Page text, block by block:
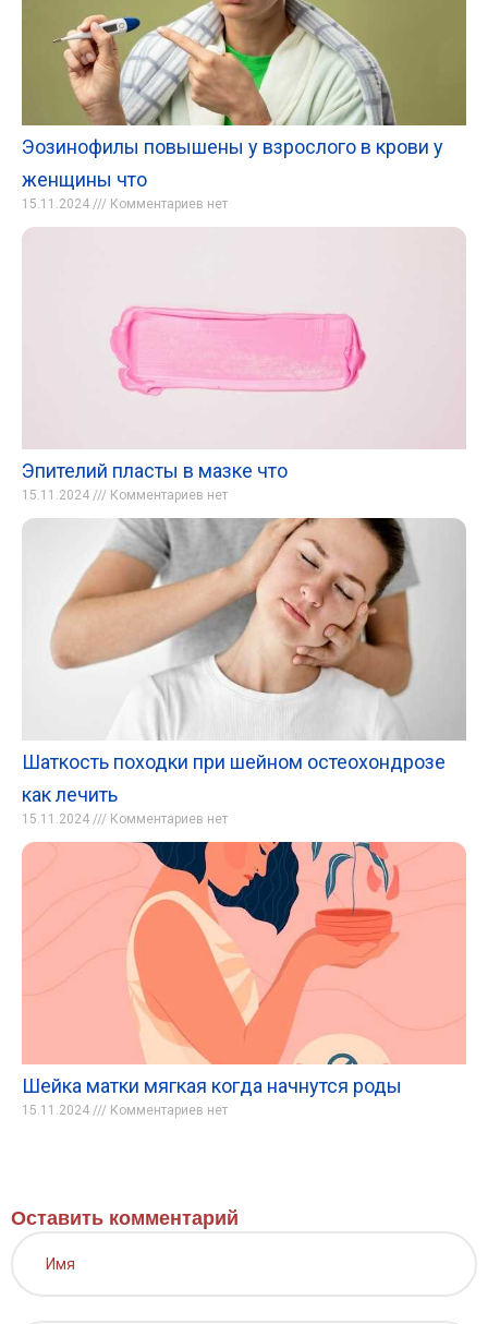
Эозинофилы повышены у взрослого в крови у
женщины что
15.11.2024 Комментариев нет
Эпителий пласты в мазке что
15.11.2024 Комментариев нет
Шаткость походки при шейном остеохондрозе
как лечить
15.11.2024 Комментариев нет
Шейка матки мягкая когда начнутся роды
15.11.2024 Комментариев нет
Оставить комментарий